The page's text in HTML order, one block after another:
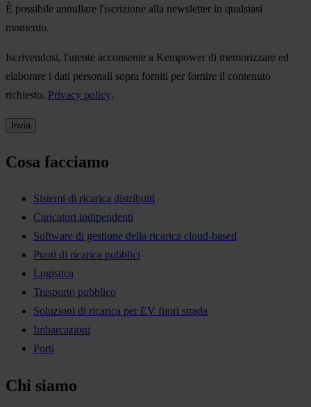
È possibile annullare l'iscrizione alla newsletter in qualsiasi
momento.
Iscrivendosi, l'utente acconsente a Kempower di memorizzare ed
elaborare i dati personali sopra forniti per fornire il contenuto
richiesto. Privacy policy.
Cosa facciamo
Sistemi di ricarica distribuiti
Caricatori indipendenti
Software di gestione della ricarica cloud-based
Punti di ricarica pubblici
Logistica
Trasporto pubblico
Soluzioni di ricarica per EV fuori strada
Imbarcazioni
Porti
Chi siamo